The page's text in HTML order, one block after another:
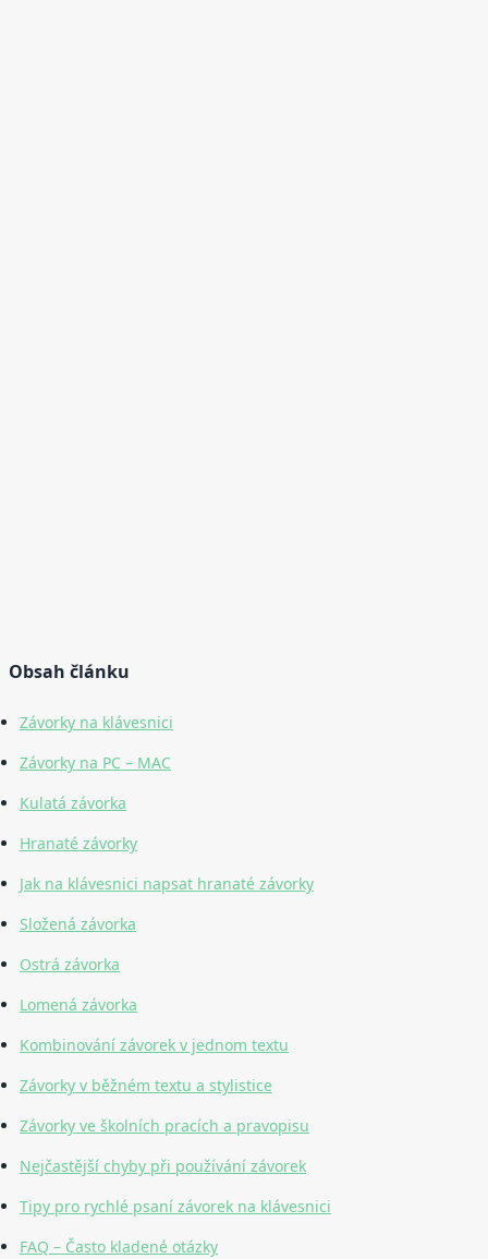
Obsah článku
Závorky na klávesnici
Závorky na PC – MAC
Kulatá závorka
Hranaté závorky
Jak na klávesnici napsat hranaté závorky
Složená závorka
Ostrá závorka
Lomená závorka
Kombinování závorek v jednom textu
Závorky v běžném textu a stylistice
Závorky ve školních pracích a pravopisu
Nejčastější chyby při používání závorek
Tipy pro rychlé psaní závorek na klávesnici
FAQ – Často kladené otázky